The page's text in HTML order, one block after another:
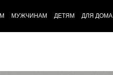
МУЖЧИНАМ ДЕТЯМ ДЛЯ ДОМА